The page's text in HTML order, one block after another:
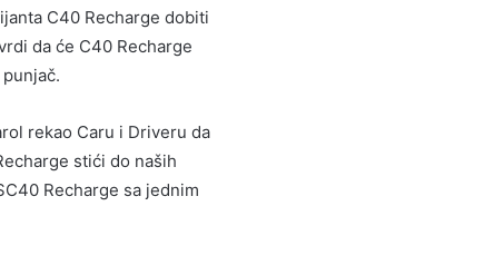
C40 Recharge dobiti
da će C40 Recharge
rekao Caru i Driveru da
stići do naših
Recharge sa jednim